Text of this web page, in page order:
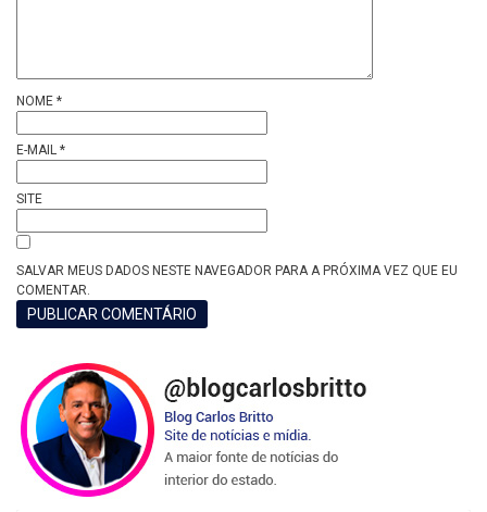
NOME *
E-MAIL *
SITE
SALVAR MEUS DADOS NESTE NAVEGADOR PARA A PRÓXIMA VEZ QUE EU
COMENTAR.